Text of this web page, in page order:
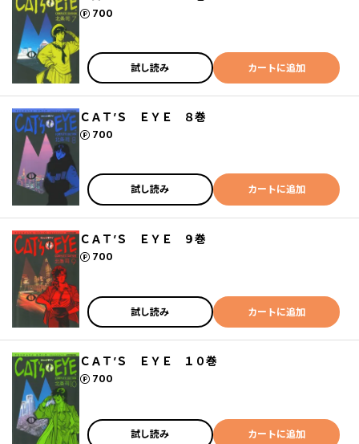
700
ポイント
試し読み カートに追加
ＣＡＴ’Ｓ ＥＹＥ ８巻
700
ポイント
試し読み カートに追加
ＣＡＴ’Ｓ ＥＹＥ ９巻
700
ポイント
試し読み カートに追加
ＣＡＴ’Ｓ ＥＹＥ １０巻
700
ポイント
試し読み カートに追加